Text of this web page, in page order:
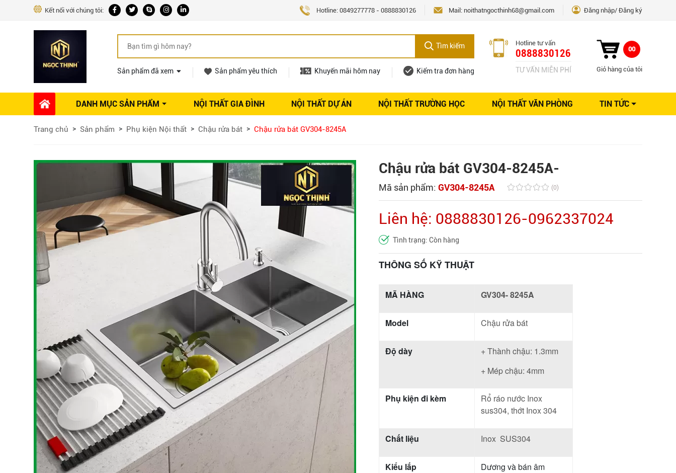
Kết nối với chúng tôi: Hotline: 0849277778 - 0888830126 Mail: noithatngocthinh68@gmail.com Đăng nhập Đăng ký
Tìm kiếm
Sản phẩm đã xem Sản phẩm yêu thích Khuyến mãi hôm nay Kiểm tra đơn hàng
Hotline tư vấn
0888830126
TƯ VẤN MIỄN PHÍ
00
Giỏ hàng của tôi
DANH MỤC SẢN PHẨM
Phụ kiện Nội thất
Ổ khóa tủ
Máy hút mùi
Phụ kiện tủ bếp trên
Thùng đựng gạo
Bếp từ-Bếp hồng ngoại
Chậu rửa bát
Ray trượt – bản lề – tay nắm cửa
Phụ kiện tủ bếp dưới
Giá để dao thớt
Kệ để chất tẩy rửa
Kệ gia vị
Kệ góc liên hoàn
NỘI THẤT GIA ĐÌNH NỘI THẤT DỰ ÁN NỘI THẤT TRƯỜNG HỌC NỘI THẤT VĂN PHÒNG TIN TỨC
Dự án thi công Báo giá Nội thất
Giải pháp thiết kế
Trang chủ Sản phẩm Phụ kiện Nội thất Chậu rửa bát Chậu rửa bát GV304-8245A
Chậu rửa bát GV304-8245A-
Mã sản phẩm:GV304-8245A (0)
Liên hệ: 0888830126-0962337024
Tình trạng: Còn hàng
THÔNG SỐ KỸ THUẬT
MÃ HÀNG GV304- 8245A
Model Chậu rửa bát
Độ dày
+ Thành chậu: 1.3mm
+ Mép chậu: 4mm
Phụ kiện đi kèm
Rổ ráo nước Inox
sus304, thớt Inox 304
Chất liệu Inox SUS304
Kiểu lắp
Dương và bán âm